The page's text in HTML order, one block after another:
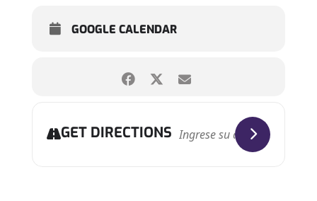
GOOGLE CALENDAR
GET DIRECTIONS